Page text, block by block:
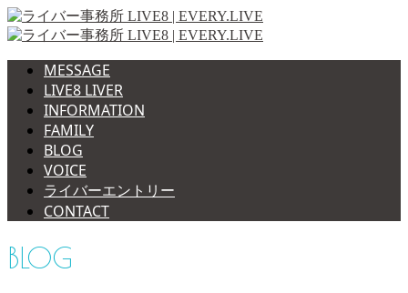
MESSAGE
LIVE8 LIVER
INFORMATION
FAMILY
BLOG
VOICE
ライバーエントリー
CONTACT
BLOG